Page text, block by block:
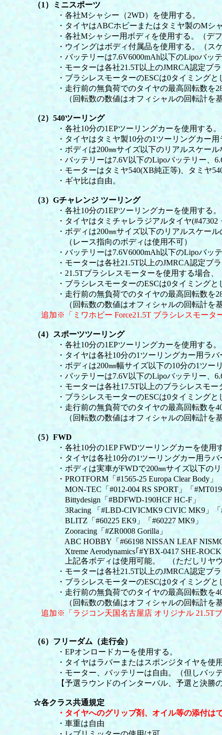
（1）ミニスポーツ
・各社Mシャシー（2WD）を使用する。
・タイヤはABCホビーまたはタミヤ製のMシャ
・各社Mシャシー用ボディを使用する。（デフ
・ウイングはボディ付属品を使用する。（スケ
・バッテリーは7.6V6000mAh以下のLipoバッテ
・モーターは各社21.5T以上のJMRCA認定ブラ
・ブラシレスモーターのESCは0タイミングと
・走行前の無負荷でのタイヤの最高回転数を
（回転数の数値はオフィシャルの回転計を基
（2）540ツーリング
・各社10分の1EPツーリングカーを使用する。
・タイヤはタミヤ製10分の1ツーリングカー用
・ボディは200㎜サイズ以下のリアルスケール
・バッテリーは7.6V以下のLipoバッテリー、
・モーターはタミヤ540(XB純正等)、タミヤ
・ギヤ比は自由。
（3）Gチャレンジ ツーリング
・各社10分の1EPツーリングカーを使用する。
・タイヤはタミチャレラジアルタイヤ(#47302
・ボディは200㎜サイズ以下のリアルスケール
（レース指向のボディは使用不可）
・バッテリーは7.6V6000mAh以下のLipoバッテ
・モーターは各社21.5T以上のJMRCA認定ブラ
・21.5Tブラシレスモーターを使用する場合、「
・ブラシレスモーターのESCは0タイミングと
・走行前の無負荷でのタイヤの最高回転数を
（回転数の数値はオフィシャルの回転計を基
追加※「ミワホビー Force21.5T ブラシレスモータ
（4）スポーツツーリング
・各社10分の1EPツーリングカーを使用する。
・タイヤは各社10分の1ツーリングカー用ラバ
・ボディは200㎜幅サイズ以下の10分の1ツーリ
・バッテリーは7.6V以下のLipoバッテリー、
・モーターは各社17.5T以上のブラシレスモー
・ブラシレスモーターのESCは0タイミングと
・走行前の無負荷でのタイヤの最高回転数を
（回転数の数値はオフィシャルの回転計を基
（5）FWD
・各社10分の1EP FWDツーリングカーを使用
・タイヤは各社10分の1ツーリングカー用ラバ
・ボディは実車がFWDで200㎜サイズ以下のリ
・PROTFORM「#1565-25 Europa Clear Body」
MON-TEC「#012-004 RS SPORT」「
Bittydesign「#BDFWD-190HCF HC-F」
3Racing 「#LBD-CIVICMK9 CIVIC MK9」「
BLITZ「#60225 EK9」「#60227 MK9」
Zooracing「#ZR0008 Gorilla」
ABC HOBBY「#66198 NISSAN LEAF NISMO
Xtreme Aerodynamics｢#YBX-0417 SHE-ROCK
上記各ボディは使用可能。 （ただしリヤウイ
・モーターは各社21.5T以上のJMRCA認定ブラ
・ブラシレスモーターのESCは0タイミングと
・走行前の無負荷でのタイヤの最高回転数を
（回転数の数値はオフィシャルの回転計を基
追加※「ラジコン天国名古屋店 オリジナル 21.5T
（6）フリーダム（走行会）
・EPオンロードカーを使用する。
・タイヤはラバーまたはスポンジタイヤを使
・モーター、バッテリーは自由。（但しバッテ
【予選ラウンドのインターバル、予選と決勝の
☆各クラス共通規定
・タイヤへのグリップ剤、オイル等の添付は
・車重は自由